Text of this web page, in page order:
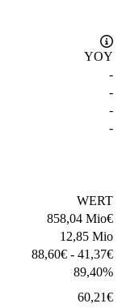
YOY
-
-
-
-
WERT
858,04 Mio€
12,85 Mio
88,60€ - 41,37€
89,40%
60,21€